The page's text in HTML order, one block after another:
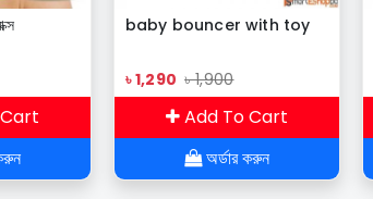
baby bouncer with toy
৳ 1,290 ৳ 1,900
Add To Cart
অর্ডার করুন